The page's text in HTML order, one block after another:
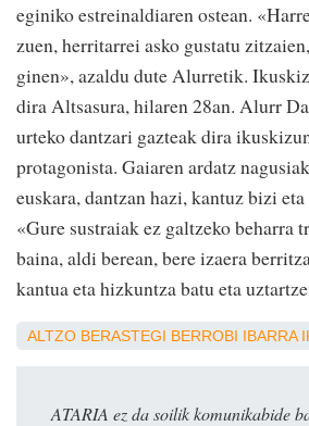
eginiko estreinaldiaren ostean.
zuen, herritarrei asko gustatu
ginen», azaldu dute Alurretik.
dira Altsasura, hilaren 28an. Alurr
urteko dantzari gazteak dira
protagonista. Gaiaren ardatz
euskara, dantzan hazi, kantuz bizi
«Gure sustraiak ez galtzeko beharra
baina, aldi berean, bere izaera
kantua eta hizkuntza batu eta
ALTZO BERASTEGI BERROBI IBARRA
ATARIA ez da soilik komunikabide